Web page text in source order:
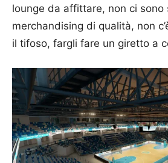
lounge da affittare, non ci sono
merchandising di qualità, non
il tifoso, fargli fare un giretto a